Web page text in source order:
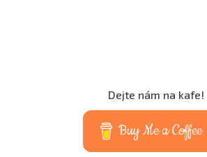
Dejte nám na kafe!
Buy Me a Coffee